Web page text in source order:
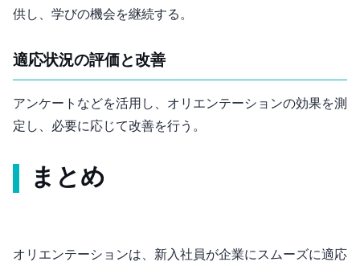
供し、学びの機会を継続する。
適応状況の評価と改善
アンケートなどを活用し、オリエンテーションの効果を測
定し、必要に応じて改善を行う。
まとめ
オリエンテーションは、新入社員が企業にスムーズに適応